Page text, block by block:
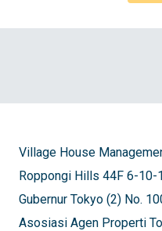
Village House
Roppongi Hills 44F 6-10-
Gubernur Tokyo (2) No.
Asosiasi Agen Properti